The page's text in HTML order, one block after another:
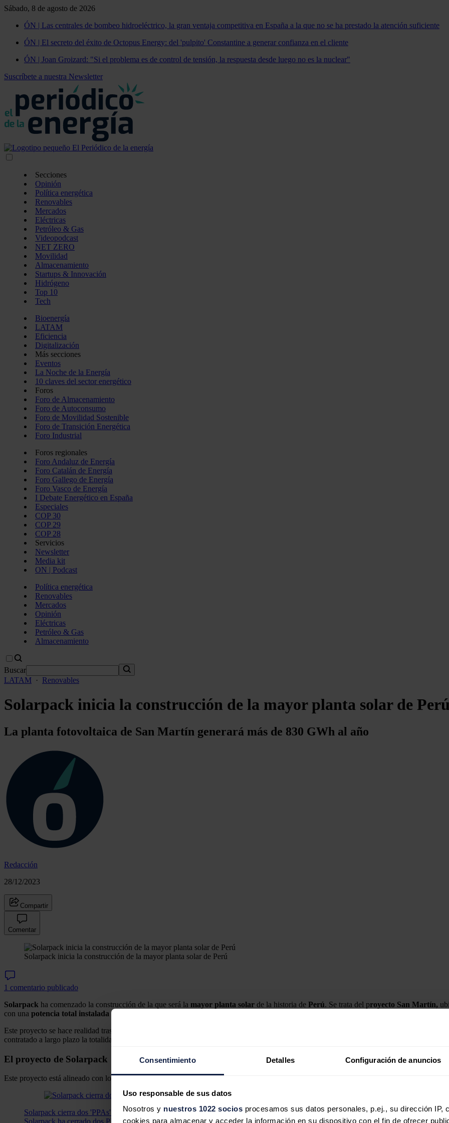
Consentimiento Detalles Configuración de anuncios
Uso responsable de sus datos
Nosotros y nuestros 1022 socios procesamos sus datos personales, p.ej., su dirección IP,
cookies para almacenar y acceder la información en su dispositivo con el fin de ofrecer
Sábado, 8 de agosto de 2026
ÓN | Las centrales de bombeo hidroeléctrico, la gran ventaja competitiva en España a la que no se ha prestado la atención suficiente
ÓN | El secreto del éxito de Octopus Energy: del 'pulpito' Constantine a generar confianza en el cliente
ÓN | Joan Groizard: "Si el problema es de control de tensión, la respuesta desde luego no es la nuclear"
Suscríbete a nuestra Newsletter
Secciones
Opinión
Política energética
Renovables
Mercados
Eléctricas
Petróleo & Gas
Videopodcast
NET ZERO
Movilidad
Almacenamiento
Startups & Innovación
Hidrógeno
Top 10
Tech
Bioenergía
LATAM
Eficiencia
Digitalización
Más secciones
Eventos
La Noche de la Energía
10 claves del sector energético
Foros
Foro de Almacenamiento
Foro de Autoconsumo
Foro de Movilidad Sostenible
Foro de Transición Energética
Foro Industrial
Foros regionales
Foro Andaluz de Energía
Foro Catalán de Energía
Foro Gallego de Energía
Foro Vasco de Energía
I Debate Energético en España
Especiales
COP 30
COP 29
COP 28
Servicios
Newsletter
Media kit
ON | Podcast
Política energética
Renovables
Mercados
Opinión
Eléctricas
Petróleo & Gas
Almacenamiento
Buscar
LATAM · Renovables
Solarpack inicia la construcción de la mayor planta solar de
La planta fotovoltaica de San Martín generará más de 830 GWh al año
Redacción
28/12/2023
Compartir
Comentar
Solarpack inicia la construcción de la mayor planta solar de Perú
1 comentario publicado
Solarpack ha comenzado la construcción de la que será la mayor planta solar de la historia de Perú. Se trata del proyecto San Martín,
con una potencia total instalada de cerca de 300 MW.
Este proyecto se hace realidad tras un acuerdo alcanzado con
contratado a largo plazo la totalidad de la energía que producirá San Martín, expandiendo y fortaleciendo su portafolio con energía
El proyecto de Solarpack
Este proyecto está alineado con losobjetivosdetransición energética
Solarpack cierra dos 'PPAs' para dos proyectos solares en España